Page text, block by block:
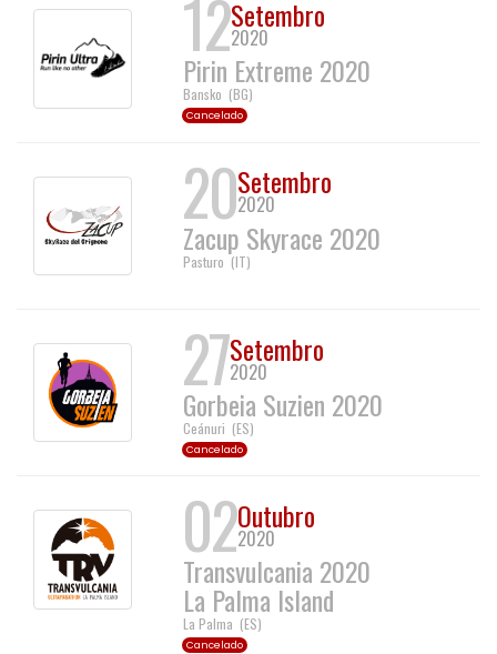
12Setembro
2020
Pirin Extreme 2020
Bansko (BG)
Cancelado
20Setembro
2020
Zacup Skyrace 2020
Pasturo (IT)
27Setembro
2020
Gorbeia Suzien 2020
Ceánuri (ES)
Cancelado
02Outubro
2020
Transvulcania 2020
La Palma Island
La Palma (ES)
Cancelado